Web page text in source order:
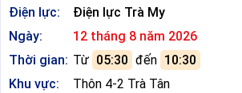
Điện lực:
Điện lực Trà My
Ngày:
12 tháng 8 năm 2026
Thời gian: Từ 05:30 đến 10:30
Khu vực:
Thôn 4-2 Trà Tân